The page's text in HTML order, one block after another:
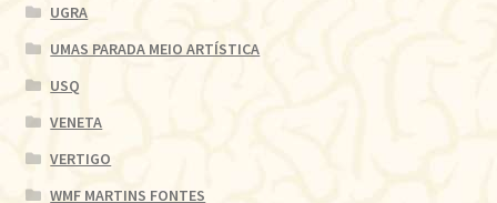
UGRA
UMAS PARADA MEIO ARTÍSTICA
USQ
VENETA
VERTIGO
WMF MARTINS FONTES